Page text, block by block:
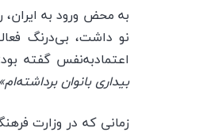
به محض ورود به
نو داشت، بی‌درنگ
اعتمادبه‌نفس گفته
بیداری بانوان
زمانی که در وزارت